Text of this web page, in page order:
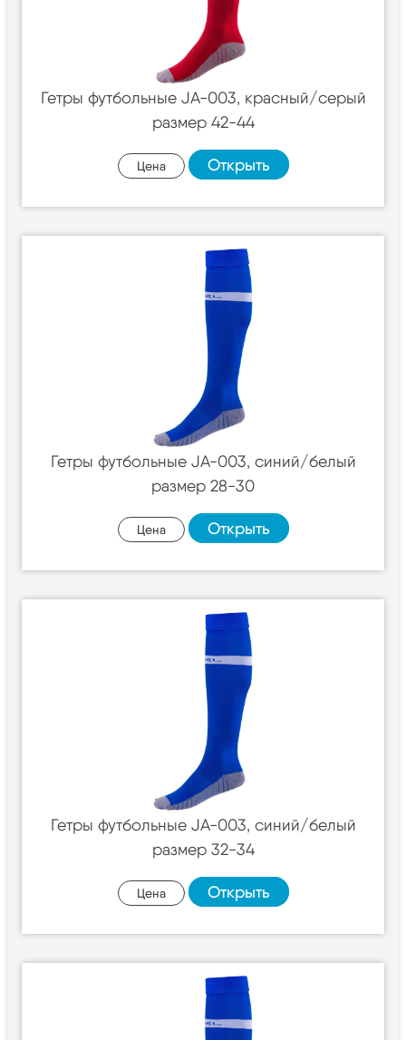
Гетры футбольные JA-003, красный/серый
размер 42-44
Цена Открыть
Гетры футбольные JA-003, синий/белый
размер 28-30
Цена Открыть
Гетры футбольные JA-003, синий/белый
размер 32-34
Цена Открыть